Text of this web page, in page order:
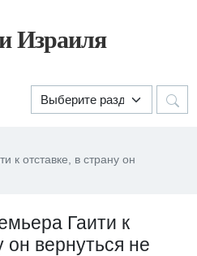
Израиля
к отставке, в страну он
Гаити к
он вернуться не